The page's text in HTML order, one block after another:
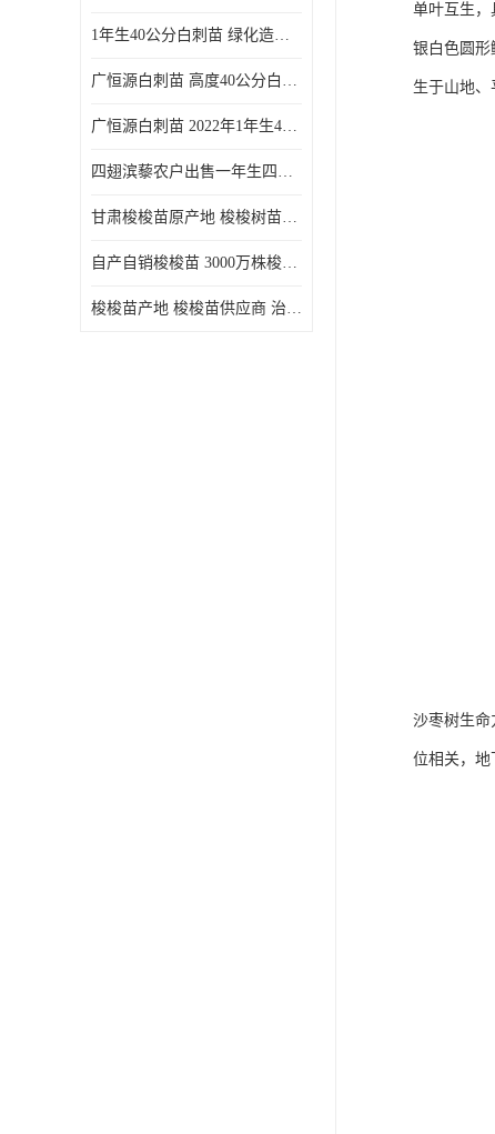
1年生40公分白刺苗 绿化造林白刺树苗
广恒源白刺苗 高度40公分白刺树苗
广恒源白刺苗 2022年1年生40公分白刺树苗
四翅滨藜农户出售一年生四翅滨藜各种规格四翅滨黎产地货源
甘肃梭梭苗原产地 梭梭树苗种植技术 梭梭种苗基地
自产自销梭梭苗 3000万株梭梭种苗供应 办理检疫全国发货
梭梭苗产地 梭梭苗供应商 治沙造林梭梭种苗 自产自销
单叶互生，
银白色圆形
生于山地、
沙枣树生命
位相关，地